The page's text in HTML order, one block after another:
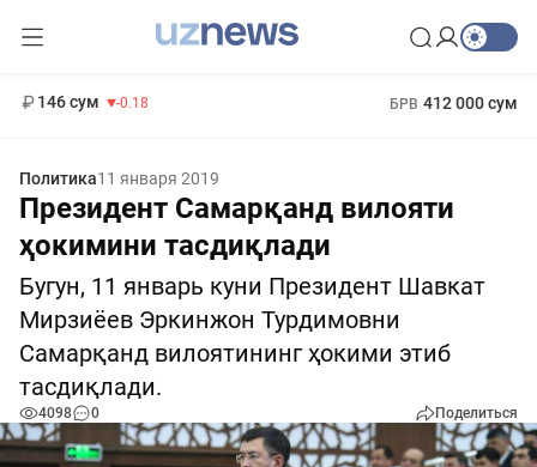
146 сум -0.18 БРВ 412 000 сум
Политика11 января 2019
Президент Самарқанд вилояти
ҳокимини тасдиқлади
Бугун, 11 январь куни Президент Шавкат
Мирзиёев Эркинжон Турдимовни
Самарқанд вилоятининг ҳокими этиб
тасдиқлади.
4098 0 Поделиться